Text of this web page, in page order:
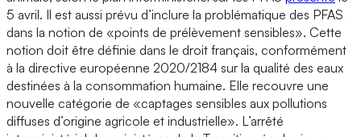
5 avril. Il est aussi prévu d’inclure la problématique des PFAS
dans la notion de «points de prélèvement sensibles». Cette
notion doit être définie dans le droit français, conformément
à la directive européenne 2020/2184 sur la qualité des eaux
destinées à la consommation humaine. Elle recouvre une
nouvelle catégorie de «captages sensibles aux pollutions
diffuses d’origine agricole et industrielle». L’arrêté